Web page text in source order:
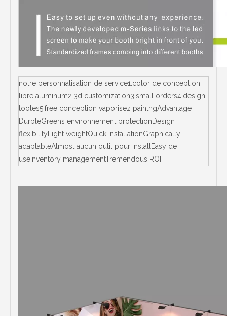
notre personnalisation de service1.color de conception
libre aluminum2.3d customization3.small orders4.design
tooles5.free conception vaporisez paintngAdvantage
DurbleGreens environnement protectionDesign
flexibilityLight weightQuick installationGraphically
adaptableAlmost aucun outil pour installEasy de
useInventory managementTremendous ROI